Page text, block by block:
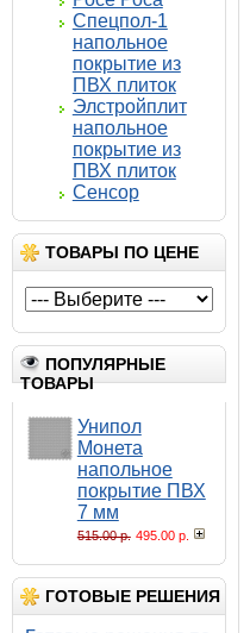
Спецпол-1
напольное
покрытие из
ПВХ плиток
Элстройплит
напольное
покрытие из
ПВХ плиток
Сенсор
ТОВАРЫ ПО ЦЕНЕ
ПОПУЛЯРНЫЕ
ТОВАРЫ
Унипол
Монета
напольное
покрытие ПВХ
7 мм
515.00 р. 495.00 р.
ГОТОВЫЕ РЕШЕНИЯ